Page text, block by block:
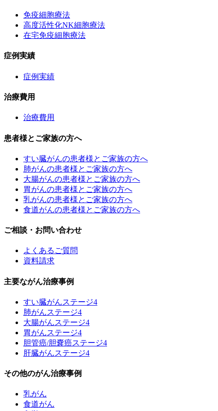
免疫細胞療法
高度活性化NK細胞療法
在宅免疫細胞療法
症例実績
症例実績
治療費用
治療費用
患者様とご家族の方へ
すい臓がんの患者様とご家族の方へ
肺がんの患者様とご家族の方へ
大腸がんの患者様とご家族の方へ
胃がんの患者様とご家族の方へ
乳がんの患者様とご家族の方へ
食道がんの患者様とご家族の方へ
ご相談・お問い合わせ
よくあるご質問
資料請求
主要ながん治療事例
すい臓がんステージ4
肺がんステージ4
大腸がんステージ4
胃がんステージ4
胆管癌/胆嚢癌ステージ4
肝臓がんステージ4
その他のがん治療事例
乳がん
食道がん